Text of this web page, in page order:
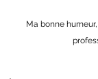
Ma bonne